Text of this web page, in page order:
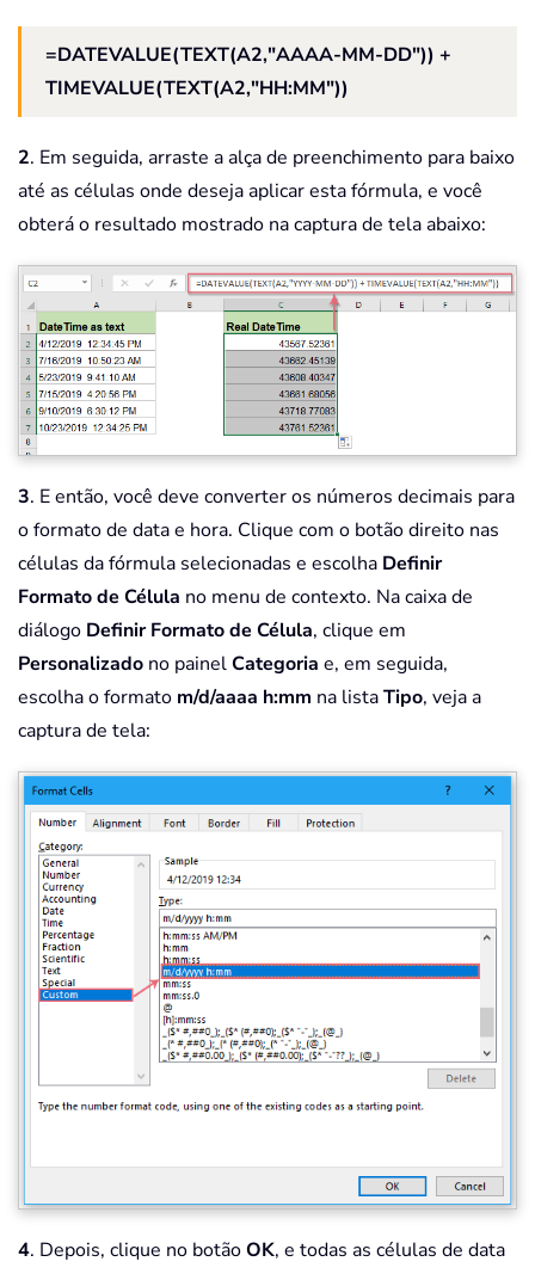
=DATEVALUE(TEXT(A2,"AAAA-MM-DD")) +
TIMEVALUE(TEXT(A2,"HH:MM"))
2. Em seguida, arraste a alça de preenchimento para baixo
até as células onde deseja aplicar esta fórmula, e você
obterá o resultado mostrado na captura de tela abaixo:
3. E então, você deve converter os números decimais para
o formato de data e hora. Clique com o botão direito nas
células da fórmula selecionadas e escolha Definir
Formato de Célula no menu de contexto. Na caixa de
diálogo Definir Formato de Célula, clique em
Personalizado no painelCategoria e, em seguida,
escolha o formato m/d/aaaa h:mm na listaTipo, veja a
captura de tela:
4. Depois, clique no botãoOK, e todas as células de data